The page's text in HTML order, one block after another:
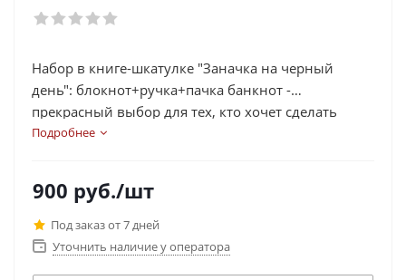
Набор в книге-шкатулке "Заначка на черный
день": блокнот+ручка+пачка банкнот -
прекрасный выбор для тех, кто хочет сделать
запоминающийся презент родным и близким.
Подробнее
900 руб./шт
Под заказ от 7 дней
Уточнить наличие у оператора